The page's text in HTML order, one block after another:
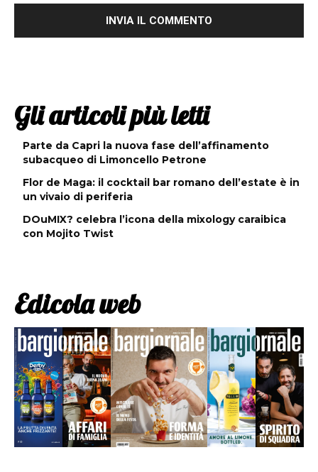
Gli articoli più letti
Parte da Capri la nuova fase dell’affinamento
subacqueo di Limoncello Petrone
Flor de Maga: il cocktail bar romano dell’estate è in
un vivaio di periferia
DOuMIX? celebra l’icona della mixology caraibica
con Mojito Twist
Edicola web